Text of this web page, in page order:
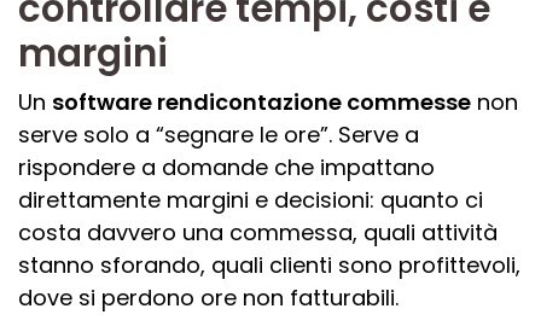
margini
Un software rendicontazione commesse non
serve solo a “segnare le ore”. Serve a
rispondere a domande che impattano
direttamente margini e decisioni: quanto ci
costa davvero una commessa, quali attività
stanno sforando, quali clienti sono profittevoli,
dove si perdono ore non fatturabili.